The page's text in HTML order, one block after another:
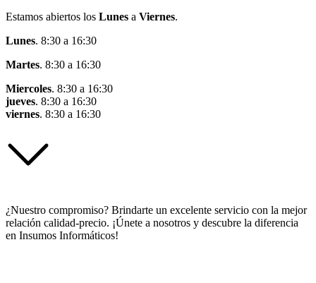
Estamos abiertos los Lunes a Viernes.
Lunes. 8:30 a 16:30
Martes. 8:30 a 16:30
Miercoles. 8:30 a 16:30
jueves. 8:30 a 16:30
viernes. 8:30 a 16:30
¿Nuestro compromiso? Brindarte un excelente servicio con la mejor
relación calidad-precio. ¡Únete a nosotros y descubre la diferencia
en Insumos Informáticos!